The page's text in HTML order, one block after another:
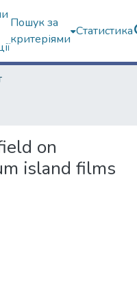
Пошук за
критеріями
Статистика
on
island films